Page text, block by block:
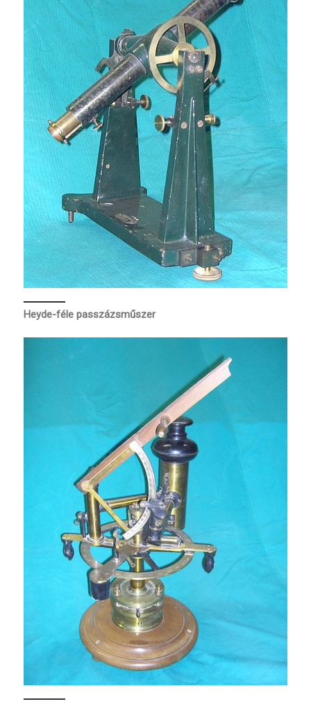
Heyde-féle passzázsműszer